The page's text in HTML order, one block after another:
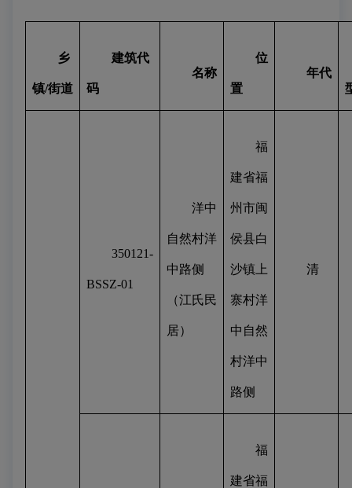
乡
镇/街道
建筑代
码
名称
位
置
年代
350121-
BSSZ-01
洋中
自然村洋
中路侧
（江氏民
居）
福
建省福
州市闽
侯县白
沙镇上
寨村洋
中自然
村洋中
路侧
清
福
建省福